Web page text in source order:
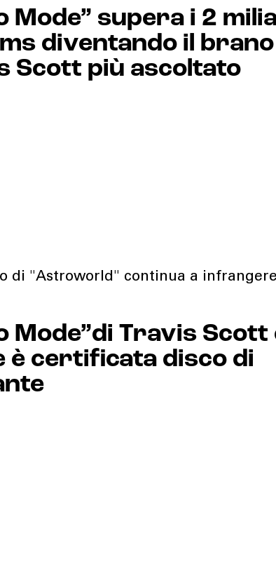
Mode” supera i 2
diventando il brano
Scott più ascoltato
di "Astroworld" continua a
Mode”di Travis Scott
è certificata disco di